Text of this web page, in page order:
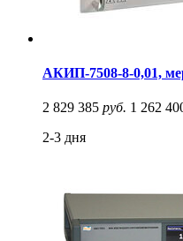
АКИП-7508-8-0,01,
2 829 385 руб. 1 262
2-3 дня